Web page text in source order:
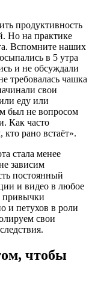
продуктивность
Но на практике
Вспомните наших
в 5 утра
и не обсуждали
требовалась чашка
свои
еду или
был не вопросом
Как часто
рано встаёт».
стала менее
зависим
постоянный
и видео в любое
привычки
и петухов в роли
свои
чтобы